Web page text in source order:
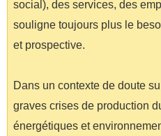
social), des services, des
souligne toujours plus le
et prospective.
Dans un contexte de doute
graves crises de production
énergétiques et